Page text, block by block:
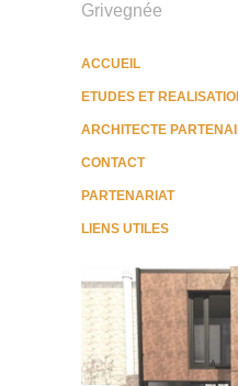
Grivegnée
ACCUEIL
ETUDES ET
ARCHITECTE
CONTACT
PARTENARIAT
LIENS UTILES